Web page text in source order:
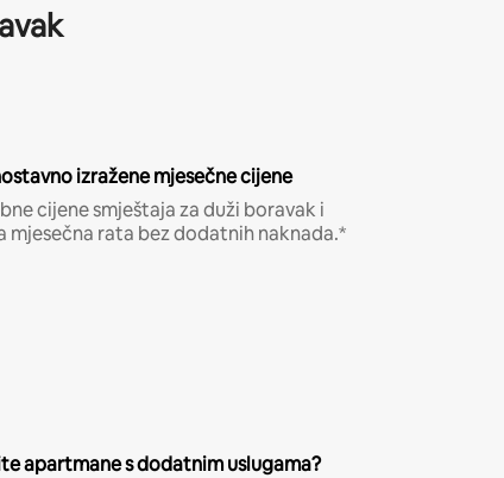
izražene mjesečne cijene
cijene smještaja za duži boravak i
mjesečna rata bez dodatnih naknada.*
apartmane s dodatnim uslugama?